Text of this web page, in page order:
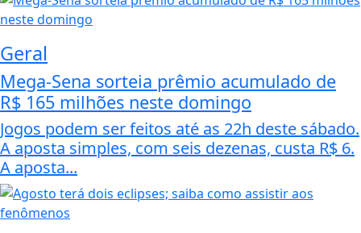
Geral
Mega-Sena sorteia prêmio acumulado de
R$ 165 milhões neste domingo
Jogos podem ser feitos até as 22h deste sábado.
A aposta simples, com seis dezenas, custa R$ 6.
A aposta...